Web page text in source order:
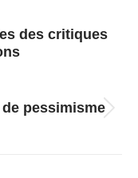
des critiques
pessimisme